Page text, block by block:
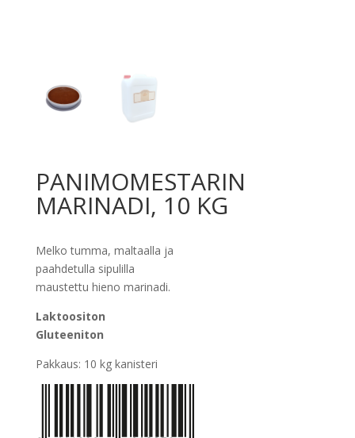
PANIMOMESTARIN
MARINADI, 10 KG
Melko tumma, maltaalla ja
paahdetulla sipulilla
maustettu hieno marinadi.
Laktoositon
Gluteeniton
Pakkaus: 10 kg kanisteri